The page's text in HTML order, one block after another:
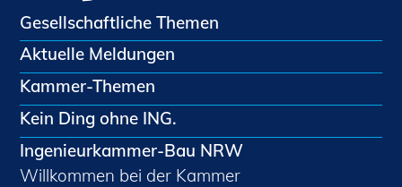
Gesellschaftliche Themen
Aktuelle Meldungen
Kammer-Themen
Kein Ding ohne ING.
Ingenieurkammer-Bau NRW
Willkommen bei der Kammer